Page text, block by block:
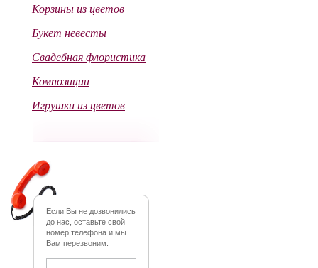
Корзины из цветов
Букет невесты
Свадебная флористика
Композиции
Игрушки из цветов
Если Вы не дозвонились
до нас, оставьте свой
номер телефона и мы
Вам перезвоним: